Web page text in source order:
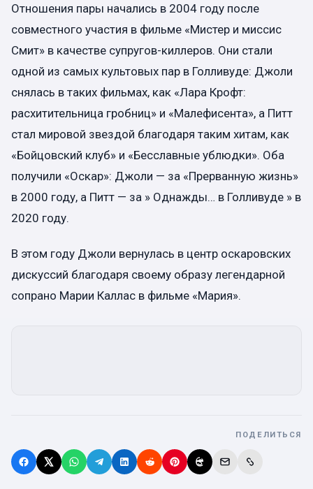
Отношения пары начались в 2004 году после
совместного участия в фильме «Мистер и миссис
Смит» в качестве супругов-киллеров. Они стали
одной из самых культовых пар в Голливуде: Джоли
снялась в таких фильмах, как «Лара Крофт:
расхитительница гробниц» и «Малефисента», а Питт
стал мировой звездой благодаря таким хитам, как
«Бойцовский клуб» и «Бесславные ублюдки». Оба
получили «Оскар»: Джоли — за «Прерванную жизнь»
в 2000 году, а Питт — за » Однажды… в Голливуде » в
2020 году.
В этом году Джоли вернулась в центр оскаровских
дискуссий благодаря своему образу легендарной
сопрано Марии Каллас в фильме «Мария».
ПОДЕЛИТЬСЯ